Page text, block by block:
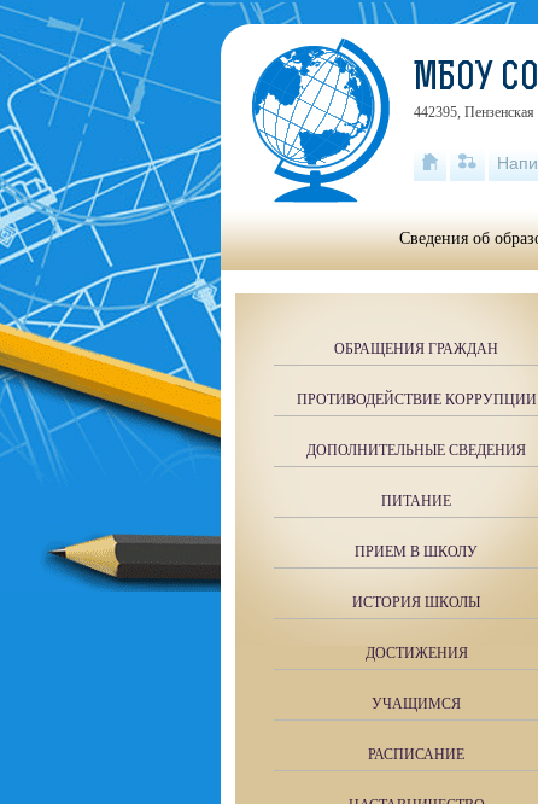
ОБРАЩЕНИЯ ГРАЖДАН
ПРОТИВОДЕЙСТВИЕ КОРРУПЦИИ
ДОПОЛНИТЕЛЬНЫЕ СВЕДЕНИЯ
ПИТАНИЕ
ПРИЕМ В ШКОЛУ
ИСТОРИЯ ШКОЛЫ
ДОСТИЖЕНИЯ
УЧАЩИМСЯ
РАСПИСАНИЕ
МБОУ
442395,
Сведения об